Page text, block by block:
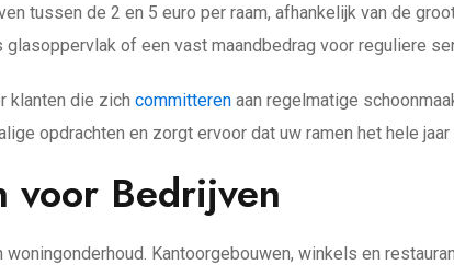
tussen de 2 en 5 euro per raam, afhankelijk van de
of een vast maandbedrag voor reguliere
klanten die zich committeren aan regelmatige
opdrachten en zorgt ervoor dat uw ramen het hele
voor Bedrijven
Kantoorgebouwen, winkels en